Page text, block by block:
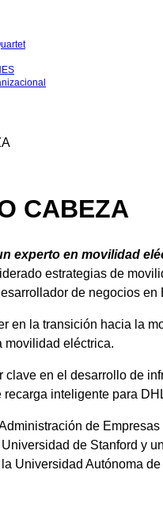
CABEZA
experto en movilidad
estrategias de
de negocios
en la transición hacia la
movilidad eléctrica.
clave en el desarrollo de
inteligente para
de
de Stanford y
Universidad Autónoma de